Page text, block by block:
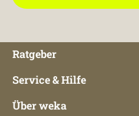
Ratgeber
Service & Hilfe
Über weka